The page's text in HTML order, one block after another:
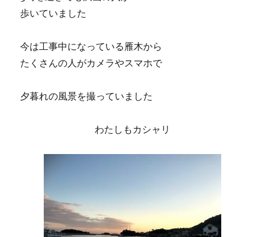
歩いていました
今は工事中になっている雁木から
たくさんの人がカメラやスマホで
夕暮れの風景を撮っていました
わたしもカシャリ